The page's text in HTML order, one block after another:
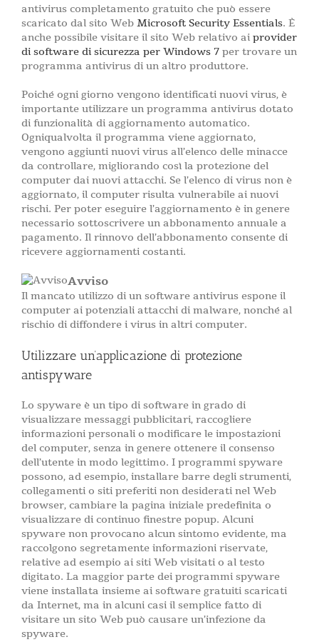
antivirus completamento gratuito che può essere
scaricato dal sito Web Microsoft Security Essentials. È
anche possibile visitare il sito Web relativo ai provider
di software di sicurezza per Windows 7 per trovare un
programma antivirus di un altro produttore.
Poiché ogni giorno vengono identificati nuovi virus, è
importante utilizzare un programma antivirus dotato
di funzionalità di aggiornamento automatico.
Ogniqualvolta il programma viene aggiornato,
vengono aggiunti nuovi virus all’elenco delle minacce
da controllare, migliorando così la protezione del
computer dai nuovi attacchi. Se l’elenco di virus non è
aggiornato, il computer risulta vulnerabile ai nuovi
rischi. Per poter eseguire l’aggiornamento è in genere
necessario sottoscrivere un abbonamento annuale a
pagamento. Il rinnovo dell’abbonamento consente di
ricevere aggiornamenti costanti.
Avviso
Il mancato utilizzo di un software antivirus espone il
computer ai potenziali attacchi di malware, nonché al
rischio di diffondere i virus in altri computer.
Utilizzare un’applicazione di protezione
antispyware
Lo spyware è un tipo di software in grado di
visualizzare messaggi pubblicitari, raccogliere
informazioni personali o modificare le impostazioni
del computer, senza in genere ottenere il consenso
dell’utente in modo legittimo. I programmi spyware
possono, ad esempio, installare barre degli strumenti,
collegamenti o siti preferiti non desiderati nel Web
browser, cambiare la pagina iniziale predefinita o
visualizzare di continuo finestre popup. Alcuni
spyware non provocano alcun sintomo evidente, ma
raccolgono segretamente informazioni riservate,
relative ad esempio ai siti Web visitati o al testo
digitato. La maggior parte dei programmi spyware
viene installata insieme ai software gratuiti scaricati
da Internet, ma in alcuni casi il semplice fatto di
visitare un sito Web può causare un’infezione da
spyware.